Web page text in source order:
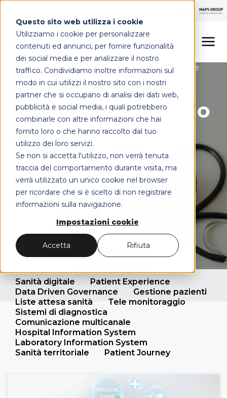
Questo sito web utilizza i cookie
Utilizziamo i cookie per personalizzare
contenuti ed annunci, per fornire funzionalità
dei social media e per analizzare il nostro
traffico. Condividiamo inoltre informazioni sul
modo in cui utilizzi il nostro sito con i nostri
partner che si occupano di analisi dei dati web,
pubblicità e social media, i quali potrebbero
combinarle con altre informazioni che hai
fornito loro o che hanno raccolto dal tuo
utilizzo dei loro servizi.
Se non si accetta l'utilizzo, non verrà tenuta
traccia del comportamento durante visita, ma
verrà utilizzato un unico cookie nel browser
per ricordare che si è scelto di non registrare
informazioni sulla navigazione.
Impostazioni cookie
Accetta Rifiuta
LINEE DI OFFERTA
MAPS HEALTHCARE
FOCUS
CONTATTI
Sanità digitale
Comunicazione multicanale
Sistemi di diagnostica
Come i SIO stanno
integrando
pazienti e
assicurazioni
nell'ecosistema
sanitario
Leggi l'articolo
Sanità digitale
Patient Experience
Data Driven Governance
Gestione pazienti
Liste attesa sanità
Tele monitoraggio
Sistemi di diagnostica
Comunicazione multicanale
Hospital Information System
Laboratory Information System
Sanità territoriale
Patient Journey